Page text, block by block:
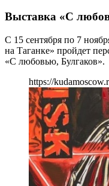
Выставка «С
С 15 сентября по 7
на Таганке» пройдет
«С любовью, Булгаков».
https://